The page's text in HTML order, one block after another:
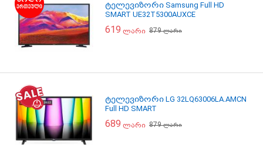
ტელევიზორი Samsung Full HD
SMART UE32T5300AUXCE
619 ლარი 879ლარი
ტელევიზორი LG 32LQ63006LA.AMCN
Full HD SMART
689 ლარი 879ლარი